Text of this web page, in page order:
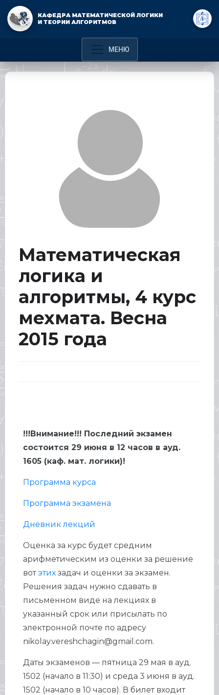
КАФЕДРА МАТЕМАТИЧЕСКОЙ ЛОГИКИ
И ТЕОРИИ АЛГОРИТМОВ
Математическая
логика и
алгоритмы, 4 курс
мехмата. Весна
2015 года
!!!Внимание!!! Последний экзамен
состоится 29 июня в 12 часов в ауд.
1605 (каф. мат. логики)!
Программа курса
Программа экзамена
Дневник лекций
Оценка за курс будет средним
арифметическим из оценки за решение
вотэтих задач и оценки за экзамен.
Решения задач нужно сдавать в
письменном виде на лекциях в
указанный срок или присылать по
электронной почте по адресу
nikolay.vereshchagin@gmail.com.
Даты экзаменов — пятница 29 мая в ауд.
1502 (начало в 11:30) и среда 3 июня в ауд.
1502 (начало в 10 часов). В билет входит